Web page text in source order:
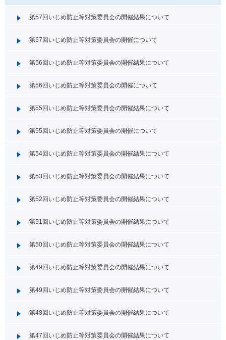
第57回いじめ防止等対策委員会の開催結果について
第57回いじめ防止等対策委員会の開催について
第56回いじめ防止等対策委員会の開催結果について
第56回いじめ防止等対策委員会の開催について
第55回いじめ防止等対策委員会の開催結果について
第55回いじめ防止等対策委員会の開催について
第54回いじめ防止等対策委員会の開催結果について
第53回いじめ防止等対策委員会の開催結果について
第52回いじめ防止等対策委員会の開催結果について
第51回いじめ防止等対策委員会の開催結果について
第50回いじめ防止等対策委員会の開催結果について
第49回いじめ防止等対策委員会の開催結果について
第49回いじめ防止等対策委員会の開催結果について
第48回いじめ防止等対策委員会の開催結果について
第47回いじめ防止等対策委員会の開催結果について